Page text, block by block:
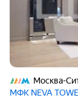
Москва-
МФК NEVA